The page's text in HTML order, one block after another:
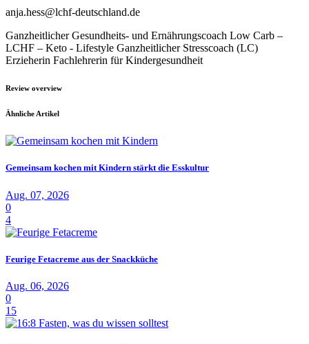
anja.hess@lchf-deutschland.de
Ganzheitlicher Gesundheits- und Ernährungscoach Low Carb –
LCHF – Keto - Lifestyle Ganzheitlicher Stresscoach (LC)
Erzieherin Fachlehrerin für Kindergesundheit
Review overview
Ähnliche Artikel
Gemeinsam kochen mit Kindern stärkt die Esskultur
Aug. 07, 2026
0
4
Feurige Fetacreme aus der Snackküche
Aug. 06, 2026
0
15